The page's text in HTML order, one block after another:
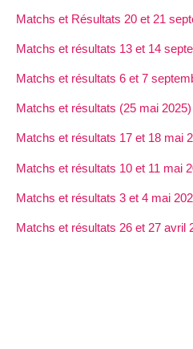
Matchs et Résultats 20 et 21
Matchs et résultats 13 et 14
Matchs et résultats 6 et 7
Matchs et résultats (25 mai 2025)
Matchs et résultats 17 et 18 mai
Matchs et résultats 10 et 11 mai
Matchs et résultats 3 et 4 mai
Matchs et résultats 26 et 27 avril